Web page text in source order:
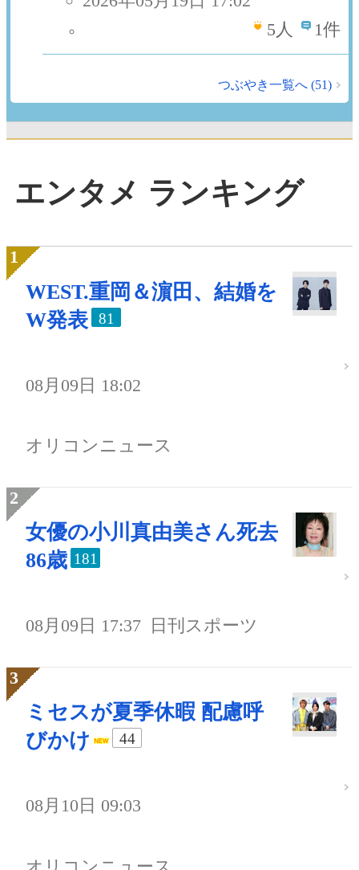
5人 1件
つぶやき一覧へ (51)
エンタメ ランキング
WEST.重岡＆濵田、結婚を
W発表
81
08月09日 18:02
オリコンニュース
女優の小川真由美さん死去
86歳 181
08月09日 17:37 日刊スポーツ
ミセスが夏季休暇 配慮呼
びかけ
44
08月10日 09:03